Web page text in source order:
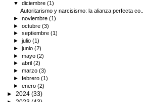
▼diciembre(1)
Autoritarismo y narcisismo: la alianza perfecta co...
►noviembre(1)
►octubre(3)
►septiembre(1)
►julio(1)
►junio(2)
►mayo(2)
►abril(2)
►marzo(3)
►febrero(1)
►enero(2)
► 2024 (33)